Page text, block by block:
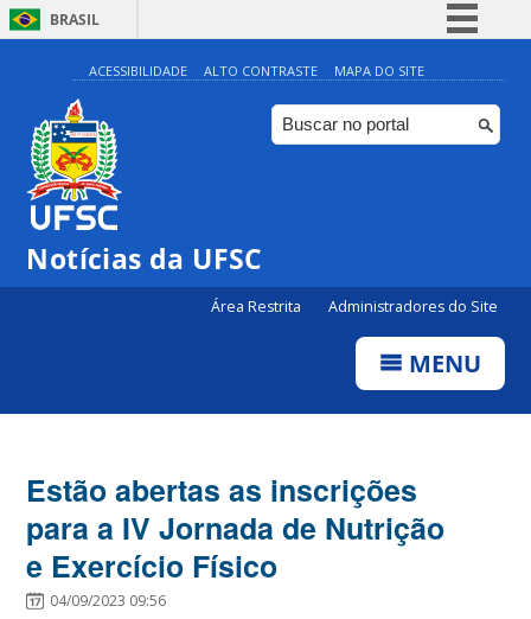
BRASIL
Simplifique!
Comunica BR
Participe
ACESSIBILIDADE ALTO CONTRASTE MAPA DO SITE
Notícias da UFSC
Área Restrita Administradores do Site
MENU
Estão abertas as inscrições
para a IV Jornada de Nutrição
e Exercício Físico
04/09/2023 09:56